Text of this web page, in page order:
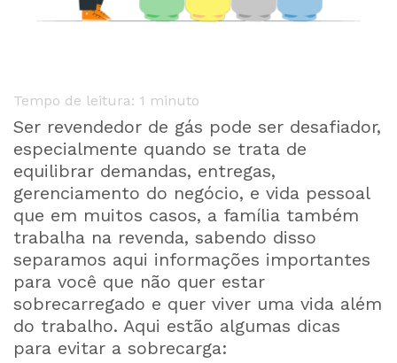
Tempo de leitura: 1 minuto
Ser revendedor de gás pode ser desafiador,
especialmente quando se trata de
equilibrar demandas, entregas,
gerenciamento do negócio, e vida pessoal
que em muitos casos, a família também
trabalha na revenda, sabendo disso
separamos aqui informações importantes
para você que não quer estar
sobrecarregado e quer viver uma vida além
do trabalho. Aqui estão algumas dicas
para evitar a sobrecarga: